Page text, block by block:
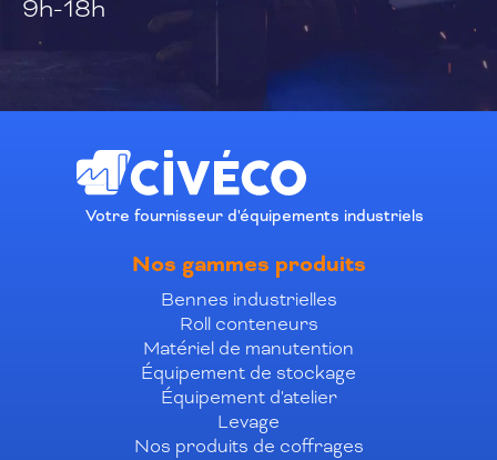
9h-18h
Votre fournisseur d'équipements industriels
Nos gammes produits
Bennes industrielles
Roll conteneurs
Matériel de manutention
Équipement de stockage
Équipement d'atelier
Levage
Nos produits de coffrages